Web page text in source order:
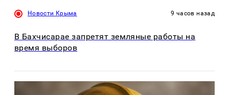
Новости Крыма 9 часов назад
В Бахчисарае запретят земляные работы на
время выборов